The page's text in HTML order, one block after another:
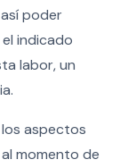
poder
indicado
labor, un
aspectos
momento de